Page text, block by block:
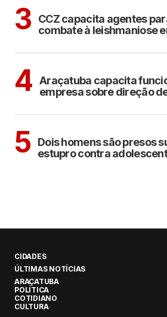
3 CCZ capacita agentes
combate à leishmaniose
4 Araçatuba capacita
empresa sobre direção
5 Dois homens são presos
estupro contra
CIDADES
ÚLTIMAS NOTÍCIAS
ARAÇATUBA
POLÍTICA
COTIDIANO
CULTURA